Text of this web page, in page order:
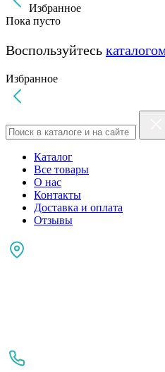
Избранное
Пока пусто
Воспользуйтесь
Избранное
Каталог
Все товары
О нас
Контакты
Доставка и оплата
Отзывы